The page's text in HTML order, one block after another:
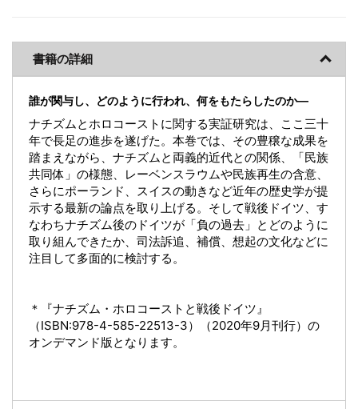
書籍の詳細
誰が関与し、どのように行われ、何をもたらしたのか―
ナチズムとホロコーストに関する実証研究は、ここ三十
年で長足の進歩を遂げた。本巻では、その豊穣な成果を
踏まえながら、ナチズムと両義的近代との関係、「民族
共同体」の様態、レーベンスラウムや民族再生の含意、
さらにポーランド、スイスの動きなど近年の歴史学が提
示する最新の論点を取り上げる。そして戦後ドイツ、す
なわちナチズム後のドイツが「負の過去」とどのように
取り組んできたか、司法訴追、補償、想起の文化などに
注目して多面的に検討する。
＊『ナチズム・ホロコーストと戦後ドイツ』
（ISBN:978-4-585-22513-3）（2020年9月刊行）の
オンデマンド版となります。